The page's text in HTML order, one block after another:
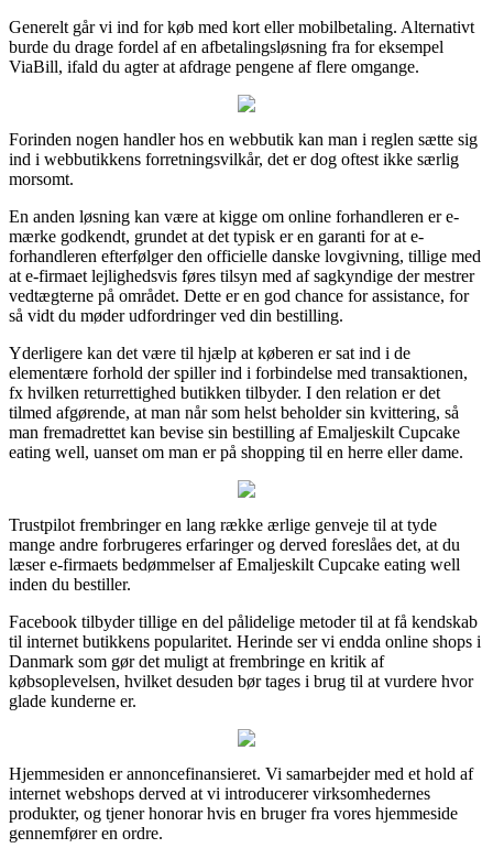
Generelt går vi ind for køb med kort eller mobilbetaling. Alternativt
burde du drage fordel af en afbetalingsløsning fra for eksempel
ViaBill, ifald du agter at afdrage pengene af flere omgange.
Forinden nogen handler hos en webbutik kan man i reglen sætte sig
ind i webbutikkens forretningsvilkår, det er dog oftest ikke særlig
morsomt.
En anden løsning kan være at kigge om online forhandleren er e-
mærke godkendt, grundet at det typisk er en garanti for at e-
forhandleren efterfølger den officielle danske lovgivning, tillige med
at e-firmaet lejlighedsvis føres tilsyn med af sagkyndige der mestrer
vedtægterne på området. Dette er en god chance for assistance, for
så vidt du møder udfordringer ved din bestilling.
Yderligere kan det være til hjælp at køberen er sat ind i de
elementære forhold der spiller ind i forbindelse med transaktionen,
fx hvilken returrettighed butikken tilbyder. I den relation er det
tilmed afgørende, at man når som helst beholder sin kvittering, så
man fremadrettet kan bevise sin bestilling af Emaljeskilt Cupcake
eating well, uanset om man er på shopping til en herre eller dame.
Trustpilot frembringer en lang række ærlige genveje til at tyde
mange andre forbrugeres erfaringer og derved foreslåes det, at du
læser e-firmaets bedømmelser af Emaljeskilt Cupcake eating well
inden du bestiller.
Facebook tilbyder tillige en del pålidelige metoder til at få kendskab
til internet butikkens popularitet. Herinde ser vi endda online shops i
Danmark som gør det muligt at frembringe en kritik af
købsoplevelsen, hvilket desuden bør tages i brug til at vurdere hvor
glade kunderne er.
Hjemmesiden er annoncefinansieret. Vi samarbejder med et hold af
internet webshops derved at vi introducerer virksomhedernes
produkter, og tjener honorar hvis en bruger fra vores hjemmeside
gennemfører en ordre.